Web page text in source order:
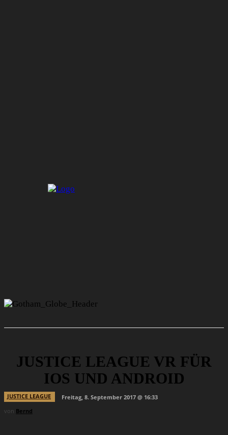
JUSTICE LEAGUE VR FÜR
IOS UND ANDROID
JUSTICE LEAGUE
Freitag, 8. September 2017 @ 16:33
von Bernd